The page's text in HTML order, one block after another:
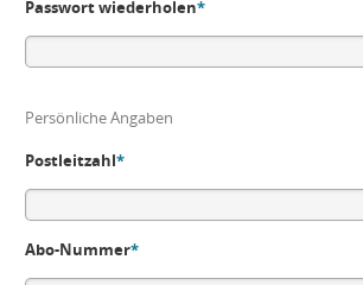
Passwort wiederholen*
Persönliche Angaben
Postleitzahl*
Abo-Nummer*